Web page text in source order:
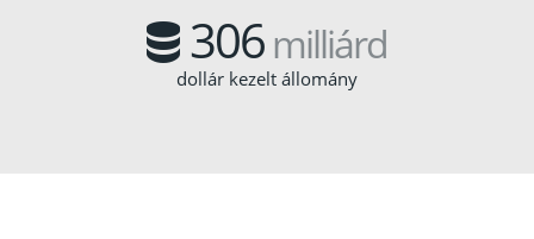
306milliárd
dollár kezelt állomány